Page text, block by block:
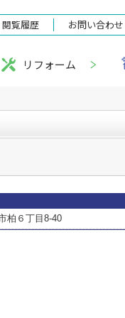
閲覧履歴 お問い合わせ
リフォーム
柏６丁目8-40